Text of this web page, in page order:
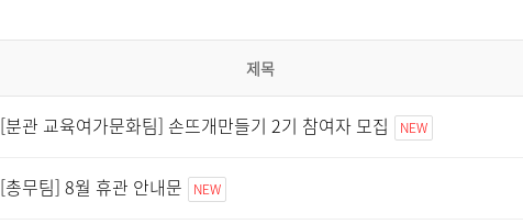
제목
[분관 교육여가문화팀] 손뜨개만들기 2기 참여자 모집 NEW
[총무팀] 8월 휴관 안내문 NEW